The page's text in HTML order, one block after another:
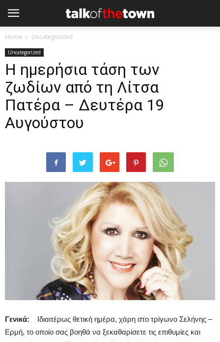
Home Uncategorized
Uncategorized
H ημερήσια τάση των
ζωδίων από τη Λίτσα
Πατέρα – Δευτέρα 19
Αυγούστου
Γενικά: Ιδιαιτέρως θετική ημέρα, χάρη στο τρίγωνο Σελήνης –
Ερμή, το οποίο σας βοηθά να ξεκαθαρίσετε τις επιθυμίες και